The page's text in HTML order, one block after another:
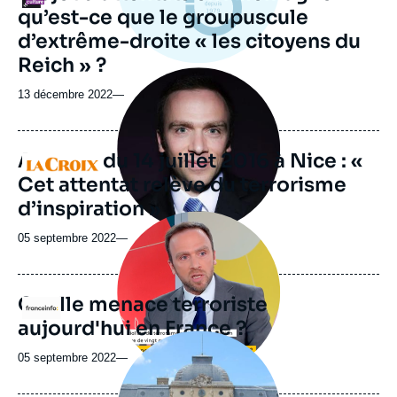
qu’est-ce que le groupuscule
d’extrême-droite « les citoyens du
Reich » ?
13 décembre 2022—
Logo
principale
médiatique
Attaque du 14 juillet 2016 à Nice : «
Cet attentat relève du terrorisme
d’inspiration »
05 septembre 2022—
Logo
Image
principale
médiatique
Quelle menace terroriste
aujourd'hui en France ?
05 septembre 2022—
Image
principale
médiatique